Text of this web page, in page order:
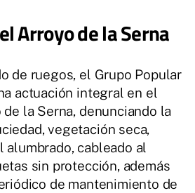
Arroyo de la Serna
de ruegos, el Grupo Popular
actuación integral en el
la Serna, denunciando la
vegetación seca,
cableado al
sin protección, además
de mantenimiento de